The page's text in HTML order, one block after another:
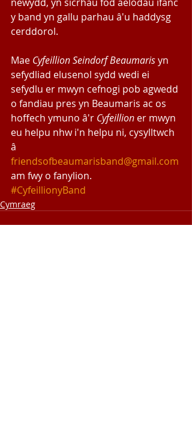
y band yn gallu parhau â'u haddysg
cerddorol.
Mae Cyfeillion Seindorf Beaumaris yn
sefydliad elusenol sydd wedi ei
sefydlu er mwyn cefnogi pob agwedd
o fandiau pres yn Beaumaris ac os
hoffech ymuno â'r Cyfeillion er mwyn
eu helpu nhw i'n helpu ni, cysylltwch
â
friendsofbeaumarisband@gmail.com
am fwy o fanylion.
#CyfeillionyBand
Cymraeg